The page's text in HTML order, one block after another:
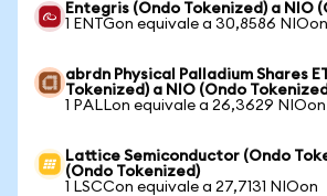
Entegris (Ondo Tokenized) a NIO
1 ENTGon equivale a 30,8586 NIOon
abrdn Physical Palladium Shares
Tokenized) a NIO (Ondo
1 PALLon equivale a 26,3629 NIOon
Lattice Semiconductor (Ondo
(Ondo Tokenized)
1 LSCCon equivale a 27,7131 NIOon